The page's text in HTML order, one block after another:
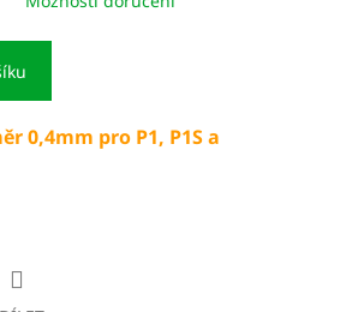
0,4mm pro P1, P1S a